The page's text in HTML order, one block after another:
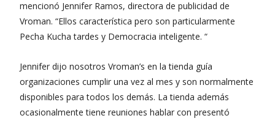
mencionó Jennifer Ramos, directora de publicidad de
Vroman. “Ellos característica pero son particularmente
Pecha Kucha tardes y Democracia inteligente. “
Jennifer dijo nosotros Vroman’s en la tienda guía
organizaciones cumplir una vez al mes y son normalmente
disponibles para todos los demás. La tienda además
ocasionalmente tiene reuniones hablar con presentó